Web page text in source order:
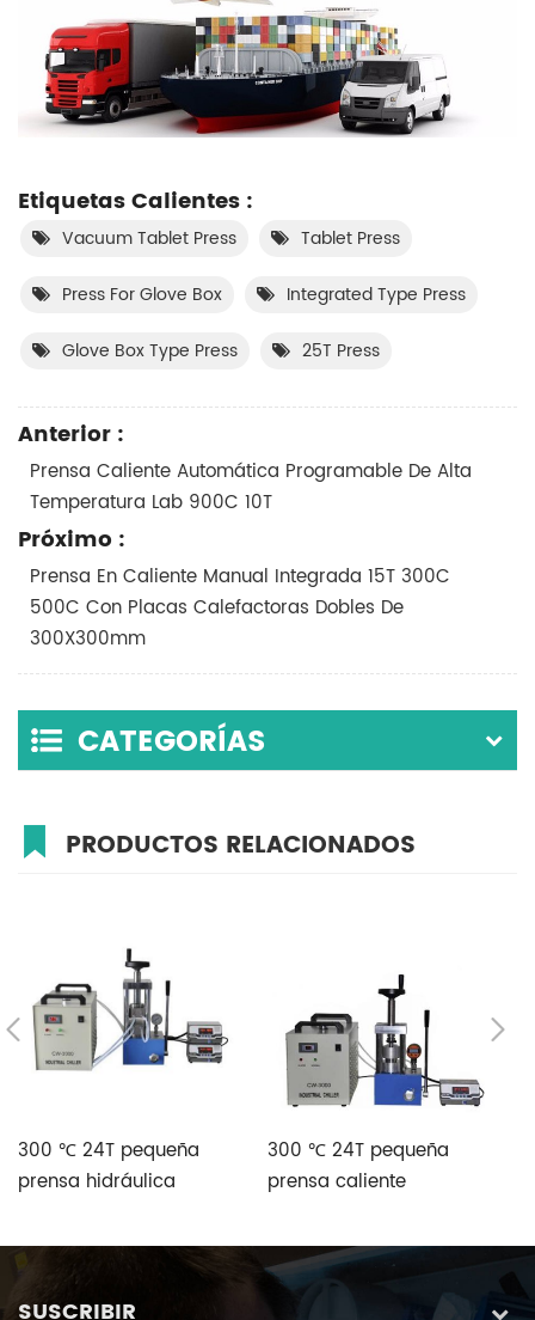
Etiquetas Calientes :
Vacuum Tablet Press Tablet Press
Press For Glove Box Integrated Type Press
Glove Box Type Press 25T Press
Anterior :
Prensa Caliente Automática Programable De Alta
Temperatura Lab 900C 10T
Próximo :
Prensa En Caliente Manual Integrada 15T 300C
500C Con Placas Calefactoras Dobles De
300X300mm
CATEGORÍAS
PRODUCTOS RELACIONADOS
300 ℃ 24T pequeña
prensa hidráulica
con doble placa
calefactora
300 ℃ 24T pequeña
prensa caliente
laboratorio con placa
calefactora doble
SUSCRIBIR